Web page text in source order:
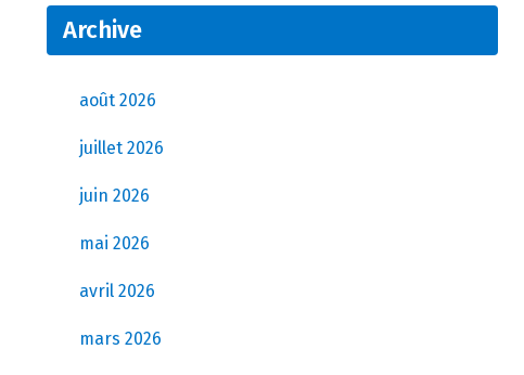
Archive
août 2026
juillet 2026
juin 2026
mai 2026
avril 2026
mars 2026